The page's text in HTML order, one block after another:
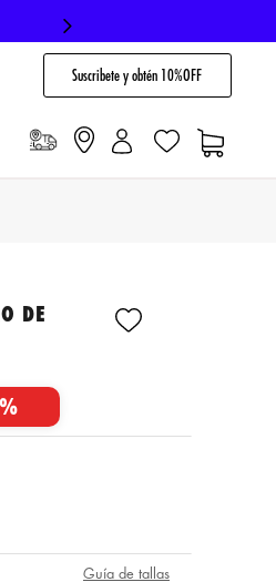
Suscribete y obtén 10%OFF
DE
Guía de tallas